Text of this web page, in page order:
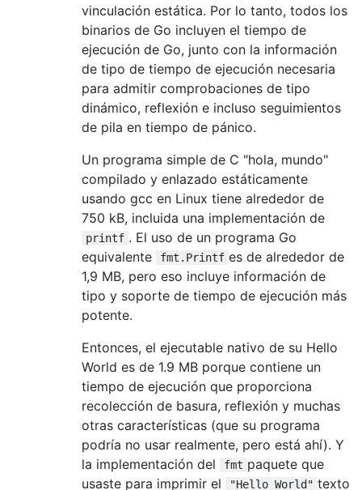
vinculación estática. Por lo tanto, todos los
binarios de Go incluyen el tiempo de
ejecución de Go, junto con la información
de tipo de tiempo de ejecución necesaria
para admitir comprobaciones de tipo
dinámico, reflexión e incluso seguimientos
de pila en tiempo de pánico.
Un programa simple de C "hola, mundo"
compilado y enlazado estáticamente
usando gcc en Linux tiene alrededor de
750 kB, incluida una implementación de
printf . El uso de un programa Go
equivalente
fmt.Printf es de alrededor de
1,9 MB, pero eso incluye información de
tipo y soporte de tiempo de ejecución más
potente.
Entonces, el ejecutable nativo de su Hello
World es de 1.9 MB porque contiene un
tiempo de ejecución que proporciona
recolección de basura, reflexión y muchas
otras características (que su programa
podría no usar realmente, pero está ahí). Y
la implementación del
fmt paquete que
usaste para imprimir el
"Hello World" texto